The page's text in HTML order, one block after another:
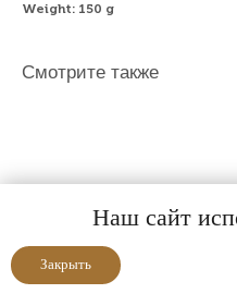
Weight: 150 g
Смотрите также
Наш сайт
Закрыть